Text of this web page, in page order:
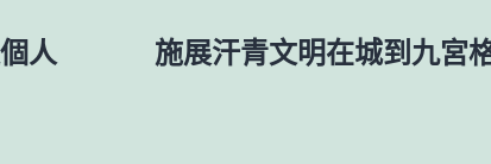
人
施展汗青文明在城到九宮